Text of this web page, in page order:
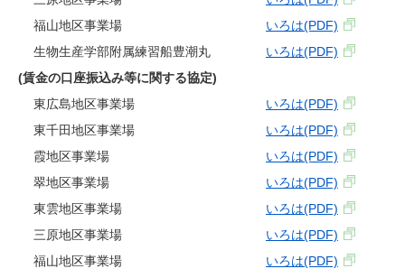
福山地区事業場
いろは(PDF)
生物生産学部附属練習船豊潮丸
いろは(PDF)
(賃金の口座振込み等に関する協定)
東広島地区事業場
いろは(PDF)
東千田地区事業場
いろは(PDF)
霞地区事業場
いろは(PDF)
翠地区事業場
いろは(PDF)
東雲地区事業場
いろは(PDF)
三原地区事業場
いろは(PDF)
福山地区事業場
いろは(PDF)